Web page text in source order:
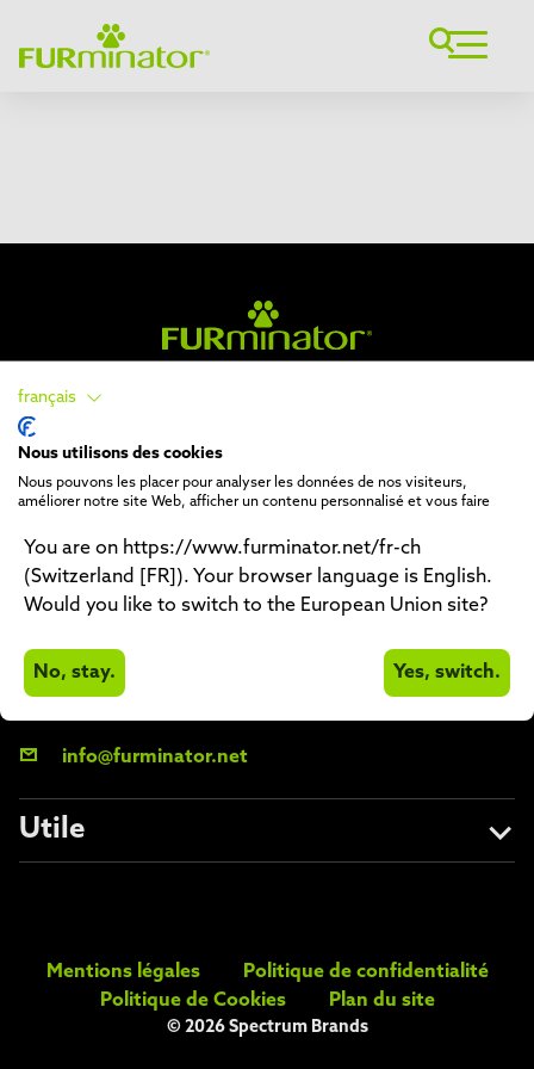
Utile
FAQs
Contact
info@furminator.net
Mentions légales
Politique de confidentialité
Politique de Cookies
Plan du site
© 2026 Spectrum Brands
You are on https://www.furminator.net/fr-ch
(Switzerland [FR]). Your browser language is English.
Would you like to switch to the European Union site?
No, stay. Yes, switch.
français
Nous utilisons des cookies
Nous pouvons les placer pour analyser les données de nos visiteurs,
améliorer notre site Web, afficher un contenu personnalisé et vous faire
que nous utilisons, ouvrez les paramètres.
Accepter tout
Refuser Non, ajuster